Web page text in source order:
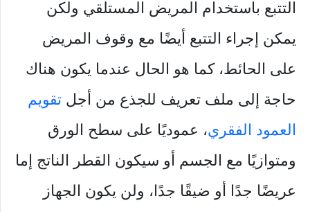
التتبع باستخدام المريض المستلقي ولكن
يمكن إجراء التتبع أيضًا مع وقوف المريض
على الحائط، كما هو الحال عندما يكون هناك
حاجة إلى ملف تعريف للجذع من أجل تقويم
العمود الفقري، عموديًا على سطح الورق
ومتوازيًا مع الجسم أو سيكون القطر الناتج إما
عريضًا جدًا أو ضيقًا جدًا، ولن يكون الجهاز